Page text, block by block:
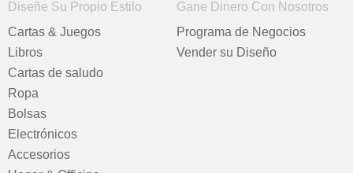
Diseñe Su Propio Estilo
Cartas & Juegos
Libros
Cartas de saludo
Ropa
Bolsas
Electrónicos
Accesorios
Gane Dinero Con Nosotros
Programa de Negocios
Vender su Diseño